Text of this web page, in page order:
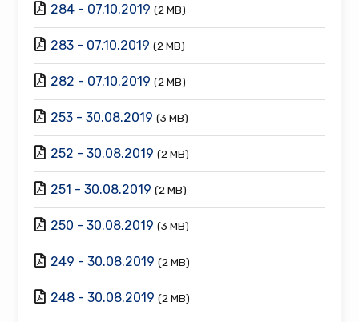
284 - 07.10.2019 (2 MB)
283 - 07.10.2019 (2 MB)
282 - 07.10.2019 (2 MB)
253 - 30.08.2019 (3 MB)
252 - 30.08.2019 (2 MB)
251 - 30.08.2019 (2 MB)
250 - 30.08.2019 (3 MB)
249 - 30.08.2019 (2 MB)
248 - 30.08.2019 (2 MB)